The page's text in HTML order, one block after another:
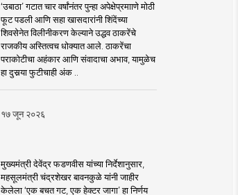
‘उबाठा’ गटात चार वर्षांनंतर पुन्हा अपेक्षेप्रमााणे मोठी
फूट पडली आणि सहा खासदारांनी शिंदेंच्या
शिवसेनेत विलीनीकरण केल्याने उद्धव ठाकरेंचे
राजकीय अस्तित्वच धोक्यात आले. ठाकरेंचा
पराकोटीचा अहंकार आणि संवादाचा अभाव, यामुळेच
हा दुसर्‍या फुटीचाही अंक ..
१७ जून २०२६
मुख्यमंत्री देवेंद्र फडणवीस यांच्या निर्देशानुसार,
महसूलमंत्री चंद्रशेखर बावनकुळे यांनी जाहीर
केलेला ‘एक बचत गट, एक हेक्टर जागा’ हा निर्णय